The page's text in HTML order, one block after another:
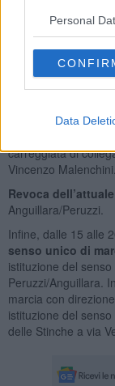
Personal
Data
piazza Santa
dei Bentaccordi e
compreso tra via
Giuseppe Verdi,
dei Lavatoi; via
via del Fico e
carreggiata di
Vincenzo Malenchini.
Revoca
Anguillara/Peruzzi.
Infine, dalle 15 alle
senso unico di
istituzione del
Peruzzi/Anguillara.
marcia con
istituzione del
delle Stinche a via